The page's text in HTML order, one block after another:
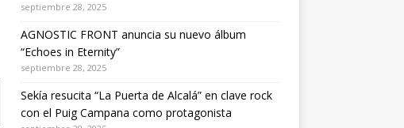
septiembre 28, 2025
AGNOSTIC FRONT anuncia su nuevo álbum
“Echoes in Eternity”
septiembre 28, 2025
Sekía resucita “La Puerta de Alcalá” en clave rock
con el Puig Campana como protagonista